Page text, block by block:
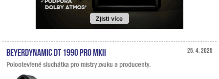
25. 4. 2025
Beyerdynamic DT 1990 PRO MKII
Polootevřené sluchátka pro mistry zvuku a producenty.